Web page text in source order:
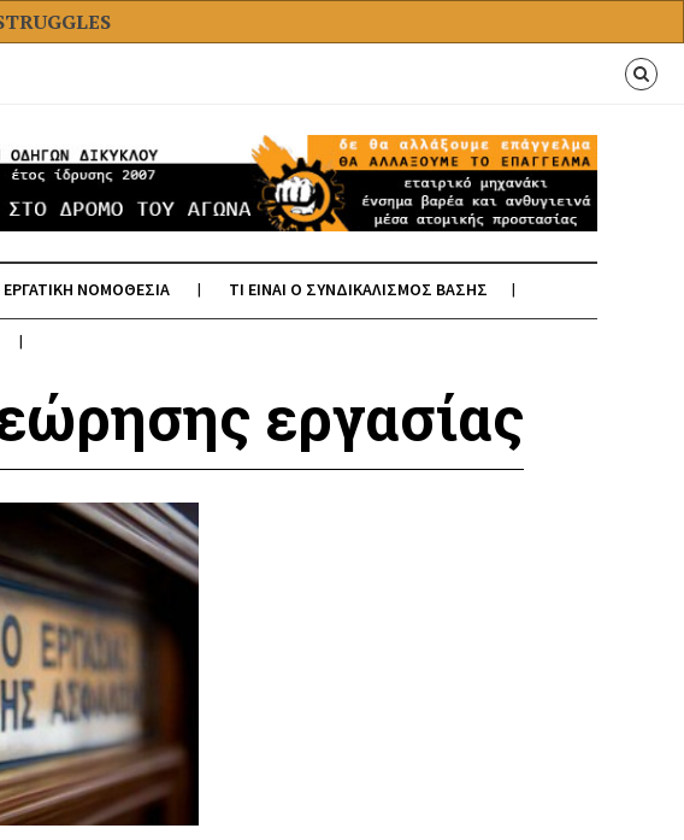
ΕΡΓΑΤΙΚΗ ΝΟΜΟΘΕΣΙΑ ΤΙ ΕΙΝΑΙ Ο ΣΥΝΔΙΚΑΛΙΣΜΟΣ ΒΑΣΗΣ
εργασίας